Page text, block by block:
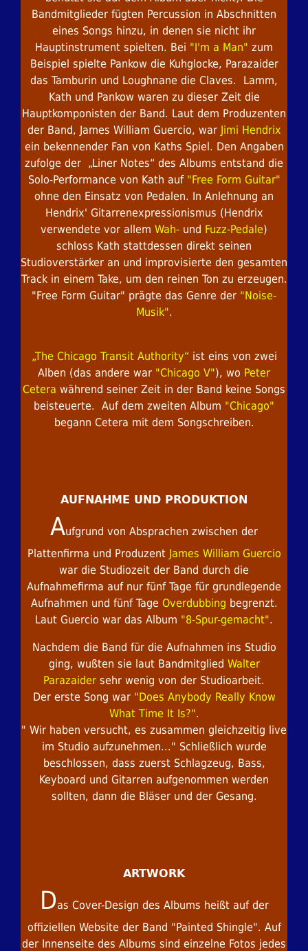
Bandmitglieder fügten Percussion in Abschnitten
eines Songs hinzu, in denen sie nicht ihr
Hauptinstrument spielten. Bei "I'm a Man" zum
Beispiel spielte Pankow die Kuhglocke, Parazaider
das Tamburin und Loughnane die Claves. Lamm,
Kath und Pankow waren zu dieser Zeit die
Hauptkomponisten der Band. Laut dem Produzenten
der Band, James William Guercio, war Jimi Hendrix
ein bekennender Fan von Kaths Spiel. Den Angaben
zufolge der „Liner Notes“ des Albums entstand die
Solo-Performance von Kath auf "Free Form Guitar"
ohne den Einsatz von Pedalen. In Anlehnung an
Hendrix' Gitarrenexpressionismus (Hendrix
verwendete vor allem Wah- und Fuzz-Pedale)
schloss Kath stattdessen direkt seinen
Studioverstärker an und improvisierte den gesamten
Track in einem Take, um den reinen Ton zu erzeugen.
"Free Form Guitar" prägte das Genre der "Noise-
Musik".
„The Chicago Transit Authority“ ist eins von zwei
Alben (das andere war "Chicago V"), wo Peter
Cetera während seiner Zeit in der Band keine Songs
beisteuerte. Auf dem zweiten Album "Chicago"
begann Cetera mit dem Songschreiben.
AUFNAHME UND PRODUKTION
Aufgrund von Absprachen zwischen der
Plattenfirma und Produzent James William Guercio
war die Studiozeit der Band durch die
Aufnahmefirma auf nur fünf Tage für grundlegende
Aufnahmen und fünf Tage Overdubbing begrenzt.
Laut Guercio war das Album "8-Spur-gemacht".
Nachdem die Band für die Aufnahmen ins Studio
ging, wußten sie laut Bandmitglied Walter
Parazaider sehr wenig von der Studioarbeit.
Der erste Song war "Does Anybody Really Know
What Time It Is?".
" Wir haben versucht, es zusammen gleichzeitig live
im Studio aufzunehmen..." Schließlich wurde
beschlossen, dass zuerst Schlagzeug, Bass,
Keyboard und Gitarren aufgenommen werden
sollten, dann die Bläser und der Gesang.
ARTWORK
Das Cover-Design des Albums heißt auf der
offiziellen Website der Band "Painted Shingle". Auf
der Innenseite des Albums sind einzelne Fotos jedes